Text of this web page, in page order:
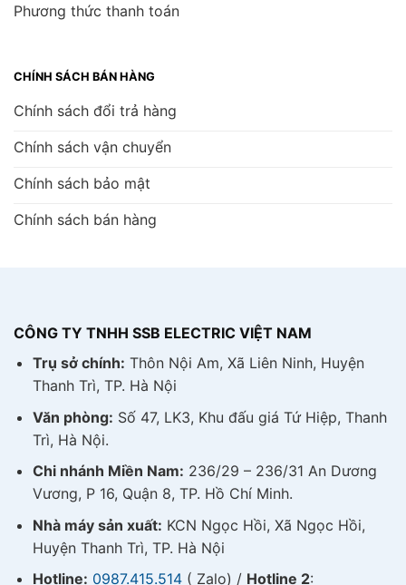
Phương thức thanh toán
CHÍNH SÁCH BÁN HÀNG
Chính sách đổi trả hàng
Chính sách vận chuyển
Chính sách bảo mật
Chính sách bán hàng
CÔNG TY TNHH SSB ELECTRIC VIỆT NAM
Trụ sở chính: Thôn Nội Am, Xã Liên Ninh, Huyện
Thanh Trì, TP. Hà Nội
Văn phòng: Số 47, LK3, Khu đấu giá Tứ Hiệp, Thanh
Trì, Hà Nội.
Chi nhánh Miền Nam: 236/29 – 236/31 An Dương
Vương, P 16, Quận 8, TP. Hồ Chí Minh.
Nhà máy sản xuất: KCN Ngọc Hồi, Xã Ngọc Hồi,
Huyện Thanh Trì, TP. Hà Nội
Hotline: 0987.415.514( Zalo) / Hotline 2: